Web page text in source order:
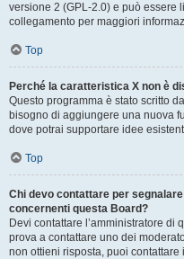
versione 2 (GPL-2.0) e può essere
collegamento per maggiori
Top
Perché la caratteristica X non è
Questo programma è stato scritto
bisogno di aggiungere una nuova
dove potrai supportare idee
Top
Chi devo contattare per
concernenti questa Board?
Devi contattare l’amministratore di
prova a contattare uno dei
non ottieni risposta, puoi